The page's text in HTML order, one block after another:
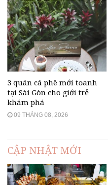
3 quán cá phê mới toanh
tại Sài Gòn cho giới trẻ
khám phá
09 THÁNG 08, 2026
CẬP NHẬT MỚI